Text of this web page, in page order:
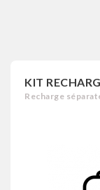
KIT
Recharge